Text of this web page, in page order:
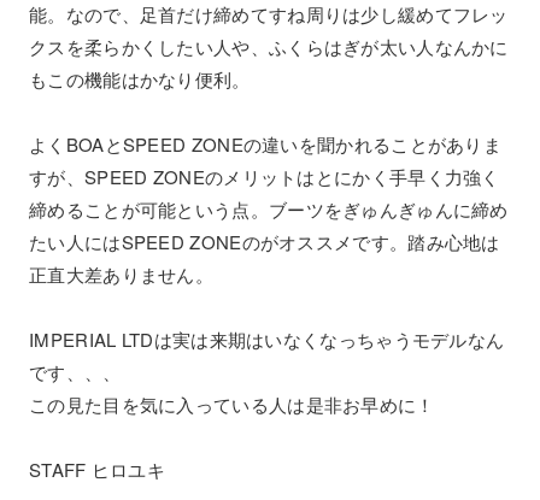
能。なので、足首だけ締めてすね周りは少し緩めてフレッ
クスを柔らかくしたい人や、ふくらはぎが太い人なんかに
もこの機能はかなり便利。
よくBOAとSPEED ZONEの違いを聞かれることがありま
すが、SPEED ZONEのメリットはとにかく手早く力強く
締めることが可能という点。ブーツをぎゅんぎゅんに締め
たい人にはSPEED ZONEのがオススメです。踏み心地は
正直大差ありません。
IMPERIAL LTDは実は来期はいなくなっちゃうモデルなん
です、、、
この見た目を気に入っている人は是非お早めに！
STAFF ヒロユキ